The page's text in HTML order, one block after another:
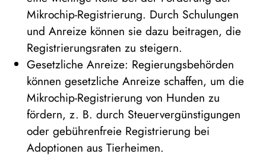
Mikrochip-Registrierung. Durch Schulungen
und Anreize können sie dazu beitragen, die
Registrierungsraten zu steigern.
Gesetzliche Anreize: Regierungsbehörden
können gesetzliche Anreize schaffen, um die
Mikrochip-Registrierung von Hunden zu
fördern, z. B. durch Steuervergünstigungen
oder gebührenfreie Registrierung bei
Adoptionen aus Tierheimen.